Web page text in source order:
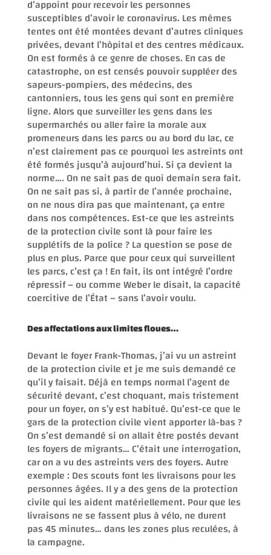
d’appoint pour recevoir les personnes
susceptibles d’avoir le coronavirus. Les mêmes
tentes ont été montées devant d’autres cliniques
privées, devant l’hôpital et des centres médicaux.
On est formés à ce genre de choses. En cas de
catastrophe, on est censés pouvoir suppléer des
sapeurs-pompiers, des médecins, des
cantonniers, tous les gens qui sont en première
ligne. Alors que surveiller les gens dans les
supermarchés ou aller faire la morale aux
promeneurs dans les parcs ou au bord du lac, ce
n’est clairement pas ce pourquoi les astreints ont
été formés jusqu’à aujourd’hui. Si ça devient la
norme…. On ne sait pas de quoi demain sera fait.
On ne sait pas si, à partir de l’année prochaine,
on ne nous dira pas que maintenant, ça entre
dans nos compétences. Est-ce que les astreints
de la protection civile sont là pour faire les
supplétifs de la police ? La question se pose de
plus en plus. Parce que pour ceux qui surveillent
les parcs, c’est ça ! En fait, ils ont intégré l’ordre
répressif – ou comme Weber le disait, la capacité
coercitive de l’État – sans l’avoir voulu.
Des affectations aux limites floues…
Devant le foyer Frank-Thomas, j’ai vu un astreint
de la protection civile et je me suis demandé ce
qu’il y faisait. Déjà en temps normal l’agent de
sécurité devant, c’est choquant, mais tristement
pour un foyer, on s’y est habitué. Qu’est-ce que le
gars de la protection civile vient apporter là-bas ?
On s’est demandé si on allait être postés devant
les foyers de migrants… C’était une interrogation,
car on a vu des astreints vers des foyers. Autre
exemple : Des scouts font les livraisons pour les
personnes âgées. Il y a des gens de la protection
civile qui les aident matériellement. Pour que les
livraisons ne se fassent plus à vélo, ne durent
pas 45 minutes… dans les zones plus reculées, à
la campagne.